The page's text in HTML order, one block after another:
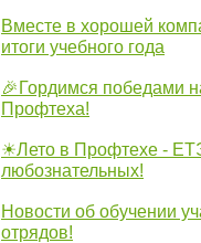
Вместе в хорошей
итоги учебного года
🎉Гордимся победами
Профтеха!
☀Лето в Профтехе -
любознательных!
Новости об обучении
отрядов!